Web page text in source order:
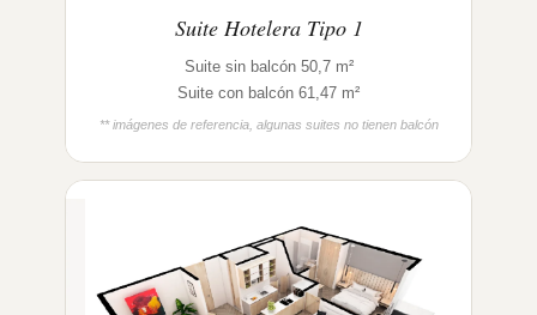
Suite Hotelera Tipo 1
Suite sin balcón 50,7 m²
Suite con balcón 61,47 m²
** imágenes de referencia, algunas suites no tienen balcón